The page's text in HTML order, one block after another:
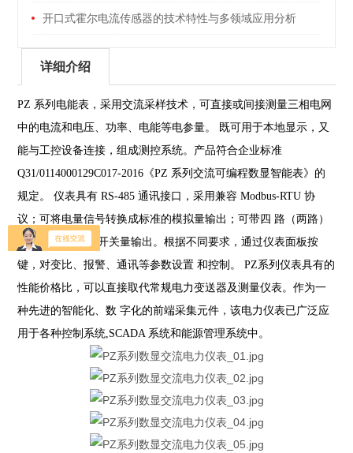
开口式霍尔电流传感器的技术特性与多领域应用分析
详细介绍
PZ 系列电能表，采用交流采样技术，可直接或间接测量三相电网
中的电流和电压、功率、电能等电参量。
既可用于本地显示，又
能与工控设备连接，组成测控系统。产品符合企业标准
Q31/0114000129C017-2016《PZ 系列交流可编程数显智能表》的
规定。仪表具有 RS-485 通讯接口，采用兼容 Modbus-RTU 协
议；可将电量信号转换成标准的模拟量输出；可带四 路（两路）
开关量输入/两路开关量输出。根据不同要求，通过仪表面板按
键，对变比、报警、通讯等参数设置和控制。PZ系列仪表具有的
性能价格比，可以直接取代常规电力变送器及测量仪表。作为一
种先进的智能化、数字化的前端采集元件，该电力仪表已广泛应
用于各种控制系统,SCADA 系统和能源管理系统中。